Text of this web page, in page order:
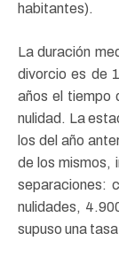
habitantes).
La duración
divorcio es de
años el tiempo
nulidad. La
los del año
de los mismos,
separaciones:
nulidades,
supuso una